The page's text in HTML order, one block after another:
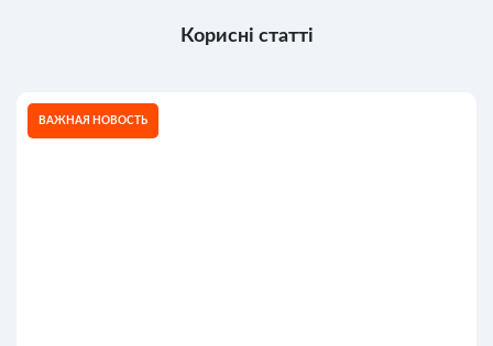
Корисні статті
ВАЖНАЯ НОВОСТЬ